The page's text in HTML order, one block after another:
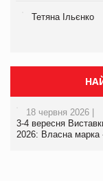
Тетяна Ільєнко
18 червня 2026 |
3-4 вересня
2026: Власна марка